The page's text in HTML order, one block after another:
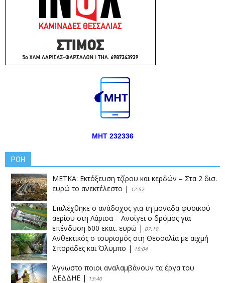
ΜΗΤ 232336
ΡΟΗ
ΜΕΤΚΑ: Εκτόξευση τζίρου και κερδών – Στα 2 δισ.
ευρώ το ανεκτέλεστο | 12:52
Επιλέχθηκε ο ανάδοχος για τη μονάδα φυσικού
αερίου στη Λάρισα – Ανοίγει ο δρόμος για
επένδυση 600 εκατ. ευρώ | 07:19
Ανθεκτικός ο τουρισμός στη Θεσσαλία με αιχμή
Σποράδες και Όλυμπο | 15:04
Άγνωστο ποιοι αναλαμβάνουν τα έργα του
ΔΕΔΔΗΕ | 13:40